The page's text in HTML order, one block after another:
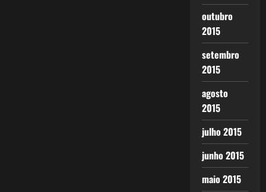
outubro
2015
setembro
2015
agosto
2015
julho 2015
junho 2015
maio 2015